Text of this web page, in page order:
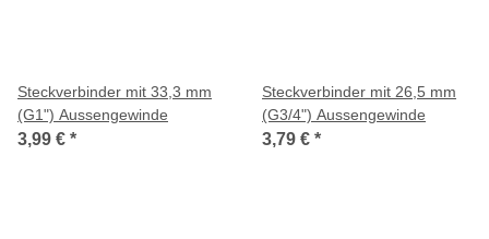
Steckverbinder mit 33,3 mm
(G1") Aussengewinde
3,99 € *
Steckverbinder mit 26,5 mm
(G3/4") Aussengewinde
3,79 € *